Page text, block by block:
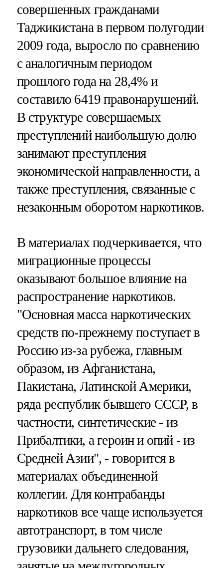
совершенных гражданами
Таджикистана в первом полугодии
2009 года, выросло по сравнению
с аналогичным периодом
прошлого года на 28,4% и
составило 6419 правонарушений.
В структуре совершаемых
преступлений наибольшую долю
занимают преступления
экономической направленности, а
также преступления, связанные с
незаконным оборотом наркотиков.
В материалах подчеркивается, что
миграционные процессы
оказывают большое влияние на
распространение наркотиков.
"Основная масса наркотических
средств по-прежнему поступает в
Россию из-за рубежа, главным
образом, из Афганистана,
Пакистана, Латинской Америки,
ряда республик бывшего СССР, в
частности, синтетические - из
Прибалтики, а героин и опий - из
Средней Азии", - говорится в
материалах объединенной
коллегии. Для контрабанды
наркотиков все чаще используется
автотранспорт, в том числе
грузовики дальнего следования,